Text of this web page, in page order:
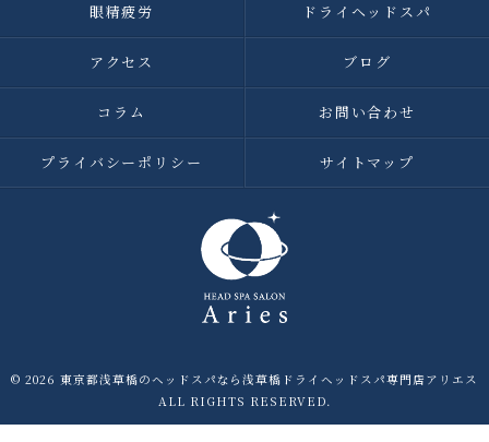
眼精疲労 ドライヘッドスパ
アクセス ブログ
コラム お問い合わせ
プライバシーポリシー サイトマップ
© 2026 東京都浅草橋のヘッドスパなら浅草橋ドライヘッドスパ専門店アリエス
ALL RIGHTS RESERVED.